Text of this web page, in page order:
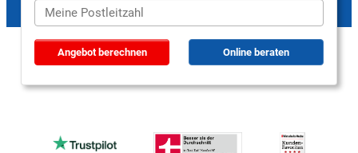
Angebot berechnen Online beraten